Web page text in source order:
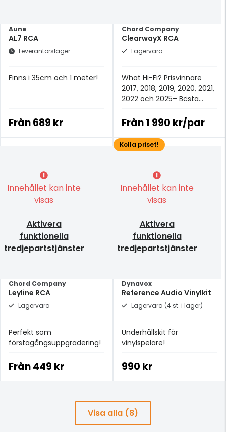
Aune
AL7 RCA
Leverantörslager
Finns i 35cm och 1 meter!
Från689 kr
Chord Company
ClearwayX RCA
Lagervara
What Hi-Fi? Prisvinnare
2017, 2018, 2019, 2020, 2021,
2022 och 2025– Bästa
£100+.
Från1 990 kr/par
Innehållet kan inte
visas
Aktivera
funktionella
tredjepartstjänster
Chord Company
Leyline RCA
Lagervara
Perfekt som
förstagångsuppgradering!
Från449 kr
Innehållet kan inte
visas
Aktivera
funktionella
tredjepartstjänster
Dynavox
Reference Audio Vinylkit
Lagervara (4 st. i lager)
Underhållskit för
vinylspelare!
Kolla priset!
990 kr
Visa alla (8)